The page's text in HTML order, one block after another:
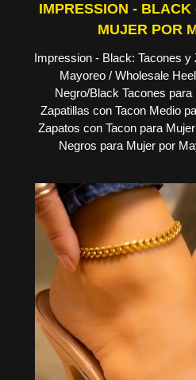
IMPRESSION -
MUJER POR
Impression - Black: Tacones y
Mayoreo / Wholesale
Negro/Black Tacones
Zapatillas con Tacon Medio
Zapatos con Tacon para
Negros para Mujer por